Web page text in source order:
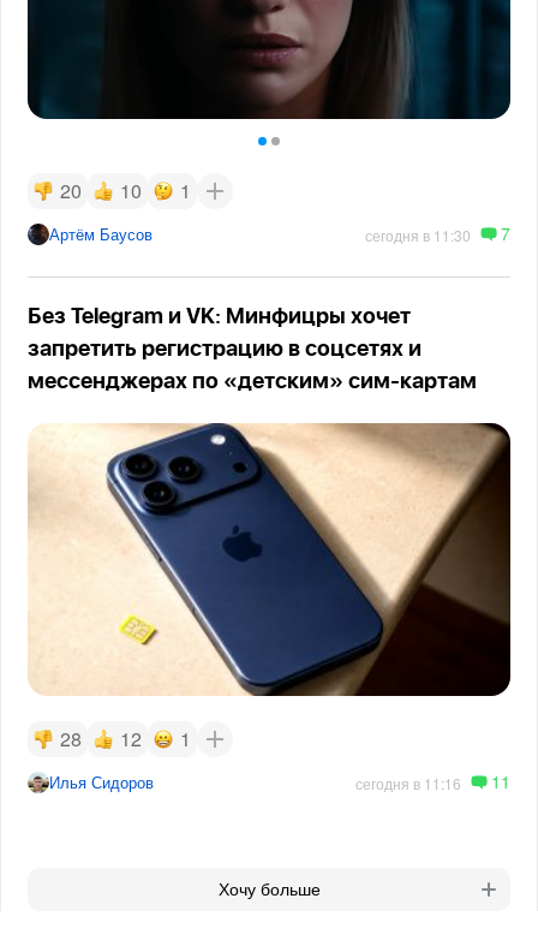
20 10 1
Артём Баусов сегодня в 11:30 7
Без Telegram и VK: Минфицры хочет
запретить регистрацию в соцсетях и
мессенджерах по «детским» сим-картам
28 12 1
Илья Сидоров сегодня в 11:16 11
Хочу больше